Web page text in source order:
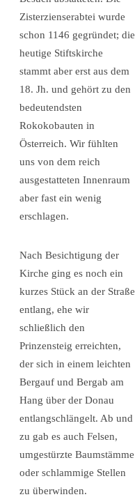
Zisterzienserabtei wurde
schon 1146 gegründet; die
heutige Stiftskirche
stammt aber erst aus dem
18. Jh. und gehört zu den
bedeutendsten
Rokokobauten in
Österreich. Wir fühlten
uns von dem reich
ausgestatteten Innenraum
aber fast ein wenig
erschlagen.
Nach Besichtigung der
Kirche ging es noch ein
kurzes Stück an der Straße
entlang, ehe wir
schließlich den
Prinzensteig erreichten,
der sich in einem leichten
Bergauf und Bergab am
Hang über der Donau
entlangschlängelt. Ab und
zu gab es auch Felsen,
umgestürzte Baumstämme
oder schlammige Stellen
zu überwinden.